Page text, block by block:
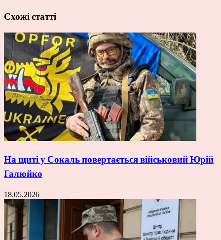
Схожі статті
На щиті у Сокаль повертається військовий Юрій
Галюйко
18.05.2026